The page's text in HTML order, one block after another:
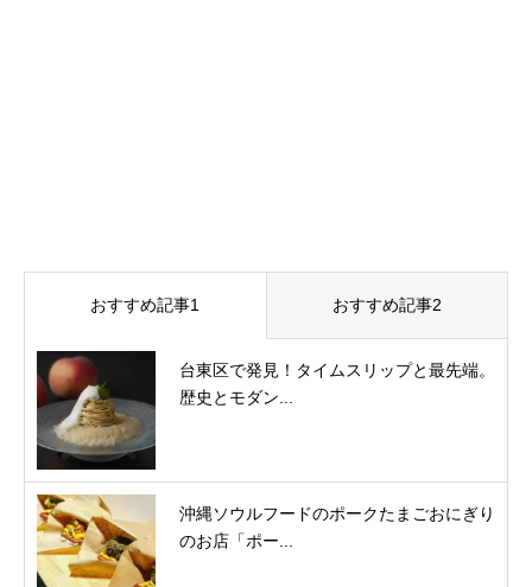
おすすめ記事1 おすすめ記事2
台東区で発見！タイムスリップと最先端。
歴史とモダン...
沖縄ソウルフードのポークたまごおにぎり
のお店「ポー...